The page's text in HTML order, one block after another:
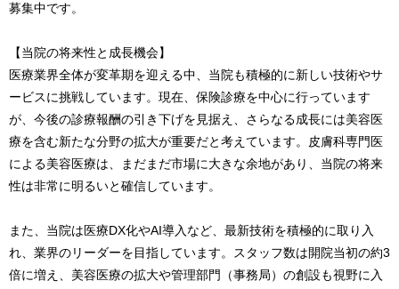
募集中です。
【当院の将来性と成長機会】
医療業界全体が変革期を迎える中、当院も積極的に新しい技術やサ
ービスに挑戦しています。現在、保険診療を中心に行っています
が、今後の診療報酬の引き下げを見据え、さらなる成長には美容医
療を含む新たな分野の拡大が重要だと考えています。皮膚科専門医
による美容医療は、まだまだ市場に大きな余地があり、当院の将来
性は非常に明るいと確信しています。
また、当院は医療DX化やAI導入など、最新技術を積極的に取り入
れ、業界のリーダーを目指しています。スタッフ数は開院当初の約3
倍に増え、美容医療の拡大や管理部門（事務局）の創設も視野に入